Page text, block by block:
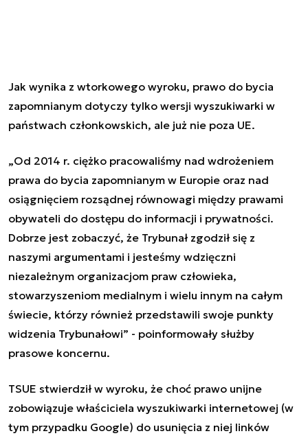
Jak wynika z wtorkowego wyroku, prawo do bycia
zapomnianym dotyczy tylko wersji wyszukiwarki w
państwach członkowskich, ale już nie poza UE.
„Od 2014 r. ciężko pracowaliśmy nad wdrożeniem
prawa do bycia zapomnianym w Europie oraz nad
osiągnięciem rozsądnej równowagi między prawami
obywateli do dostępu do informacji i prywatności.
Dobrze jest zobaczyć, że Trybunał zgodził się z
naszymi argumentami i jesteśmy wdzięczni
niezależnym organizacjom praw człowieka,
stowarzyszeniom medialnym i wielu innym na całym
świecie, którzy również przedstawili swoje punkty
widzenia Trybunałowi” - poinformowały służby
prasowe koncernu.
TSUE stwierdził w wyroku, że choć prawo unijne
zobowiązuje właściciela wyszukiwarki internetowej (w
tym przypadku Google) do usunięcia z niej linków